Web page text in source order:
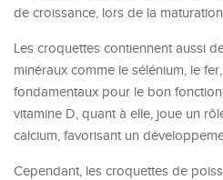
de croissance, lors de la
Les croquettes contiennent aussi
minéraux comme le sélénium, le
fondamentaux pour le bon
vitamine D, quant à elle, joue un
calcium, favorisant un
Cependant, les croquettes de